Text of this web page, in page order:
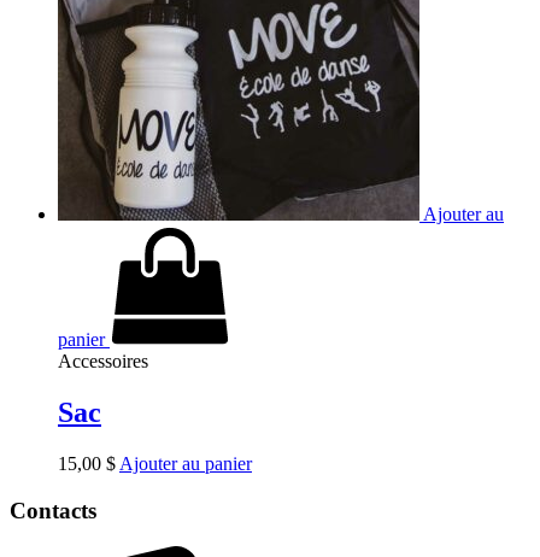
Ajouter au
panier
Accessoires
Sac
15,00 $ Ajouter au panier
Contacts